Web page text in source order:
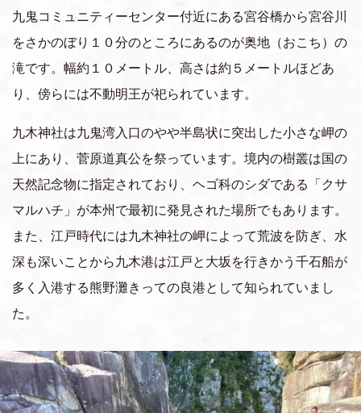
九鬼コミュニティーセンター付近にある宮谷橋から宮谷川
をさかのぼり１０分のところにあるのが奥地（おこち）の
滝です。幅約１０メートル、高さは約５メートルほどあ
り、傍らには不動明王が祀られています。
九木神社は九鬼湾入口のやや半島状に突出した小さな岬の
上にあり、菅原道真公を祭っています。境内の樹叢は国の
天然記念物に指定されており、ヘゴ科のシダである「クサ
マルハチ」が本州で最初に発見された場所でもあります。
また、江戸時代には九木神社の岬によって荒波を防ぎ、水
深も深いことから九木港は江戸と大坂を行きかう千石船が
多く入港する熊野灘きっての良港として知られていまし
た。